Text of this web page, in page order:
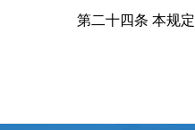
第二十四条 本规